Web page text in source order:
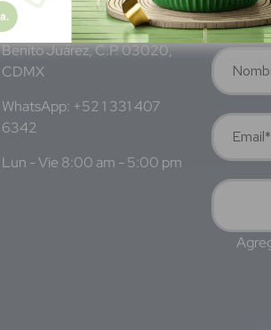
Calle Pitágoras 234, Col.
Narvarte Poniente, Alcaldía
Benito Juárez, C.P. 03020,
CDMX
WhatsApp: +52 1 331 407
6342
Lun - Vie 8:00 am - 5:00 pm